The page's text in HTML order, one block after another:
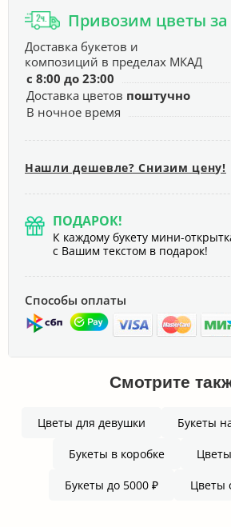
Привозим цветы за
Доставка букетов и
композиций в пределах МКАД
с 8:00 до 23:00
Доставка цветов поштучно
В ночное время
Нашли дешевле? Снизим цену!
ПОДАРОК!
К каждому букету мини-
с Вашим текстом в подарок!
Способы оплаты
Смотрите
Цветы для девушки Букеты
Букеты в коробке
Букеты до 5000 ₽ Цветы